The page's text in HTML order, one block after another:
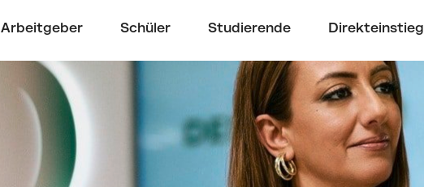
Arbeitgeber Schüler Studierende Direkteinstieg